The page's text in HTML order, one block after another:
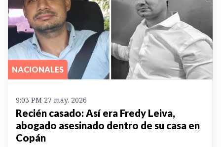
NACIONALES
9:03 PM 27 may. 2026
Recién casado: Así era Fredy Leiva,
abogado asesinado dentro de su casa en
Copán